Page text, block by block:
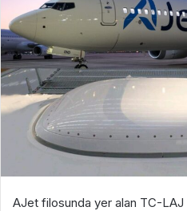
AJet filosunda yer alan TC-